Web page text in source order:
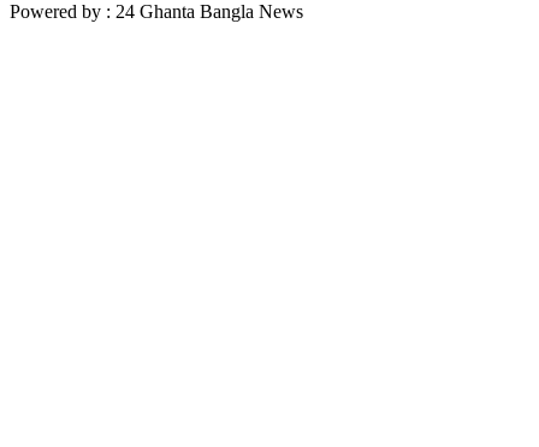
Powered by : 24 Ghanta Bangla News